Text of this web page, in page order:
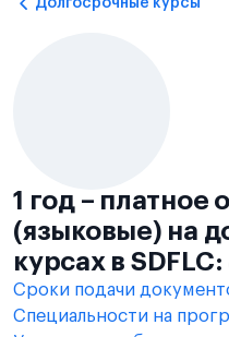
1 год – платное
(языковые) на
курсах в
Сроки подачи
Специальности на